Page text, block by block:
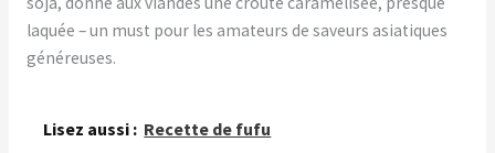
laquée – un must pour les amateurs de saveurs asiatiques
généreuses.
Lisez aussi : Recette de fufu